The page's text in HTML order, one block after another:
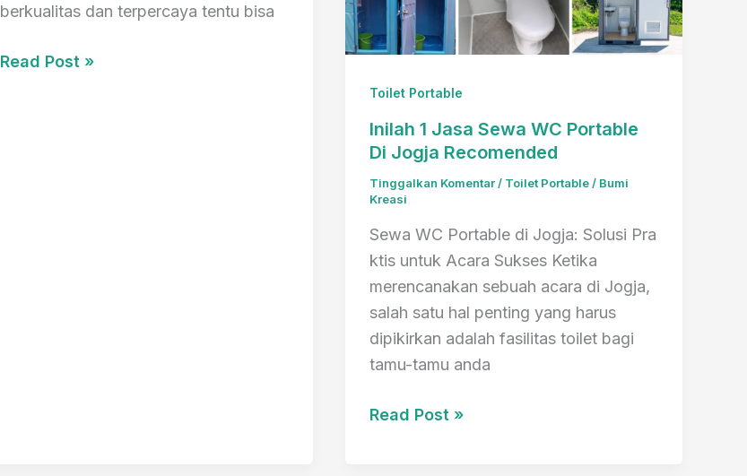
berkualitas dan terpercaya tentu bisa
Ini
Read Post »
Toilet Portable
Inilah 1 Jasa Sewa WC Portable
Di Jogja Recomended
Tinggalkan Komentar/ Toilet Portable/ Bumi
Kreasi
Sewa WC Portable di Jogja: Solusi Pra
ktis untuk Acara Sukses Ketika
merencanakan sebuah acara di Jogja,
salah satu hal penting yang harus
dipikirkan adalah fasilitas toilet bagi
tamu-tamu anda
Inilah
Read Post »